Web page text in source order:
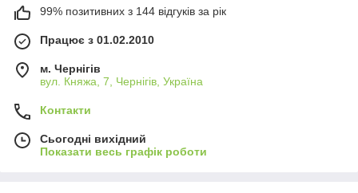
99% позитивних з 144 відгуків за рік
Працює з 01.02.2010
м. Чернігів
вул. Княжа, 7, Чернігів, Україна
Контакти
Сьогодні вихідний
Показати весь графік роботи